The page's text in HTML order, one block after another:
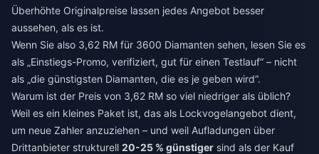
Überhöhte Originalpreise lassen jedes Angebot besser
aussehen, als es ist.
Wenn Sie also 3,62 RM für 3600 Diamanten sehen, lesen Sie es
als „Einstiegs-Promo, verifiziert, gut für einen Testlauf“ – nicht
als „die günstigsten Diamanten, die es je geben wird“.
Warum ist der Preis von 3,62 RM so viel niedriger als üblich?
Weil es ein kleines Paket ist, das als Lockvogelangebot dient,
um neue Zahler anzuziehen – und weil Aufladungen über
Drittanbieter strukturell 20-25 % günstiger sind als der Kauf